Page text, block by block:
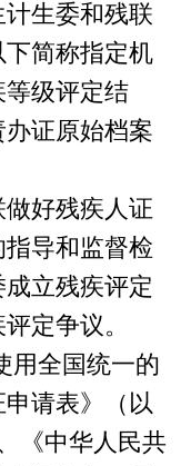
生委和残联
简称指定机
级评定结
证原始档案
好残疾人证
导和监督检
立残疾评定
定争议。
全国统一的
申请表》（以
《中华人民共